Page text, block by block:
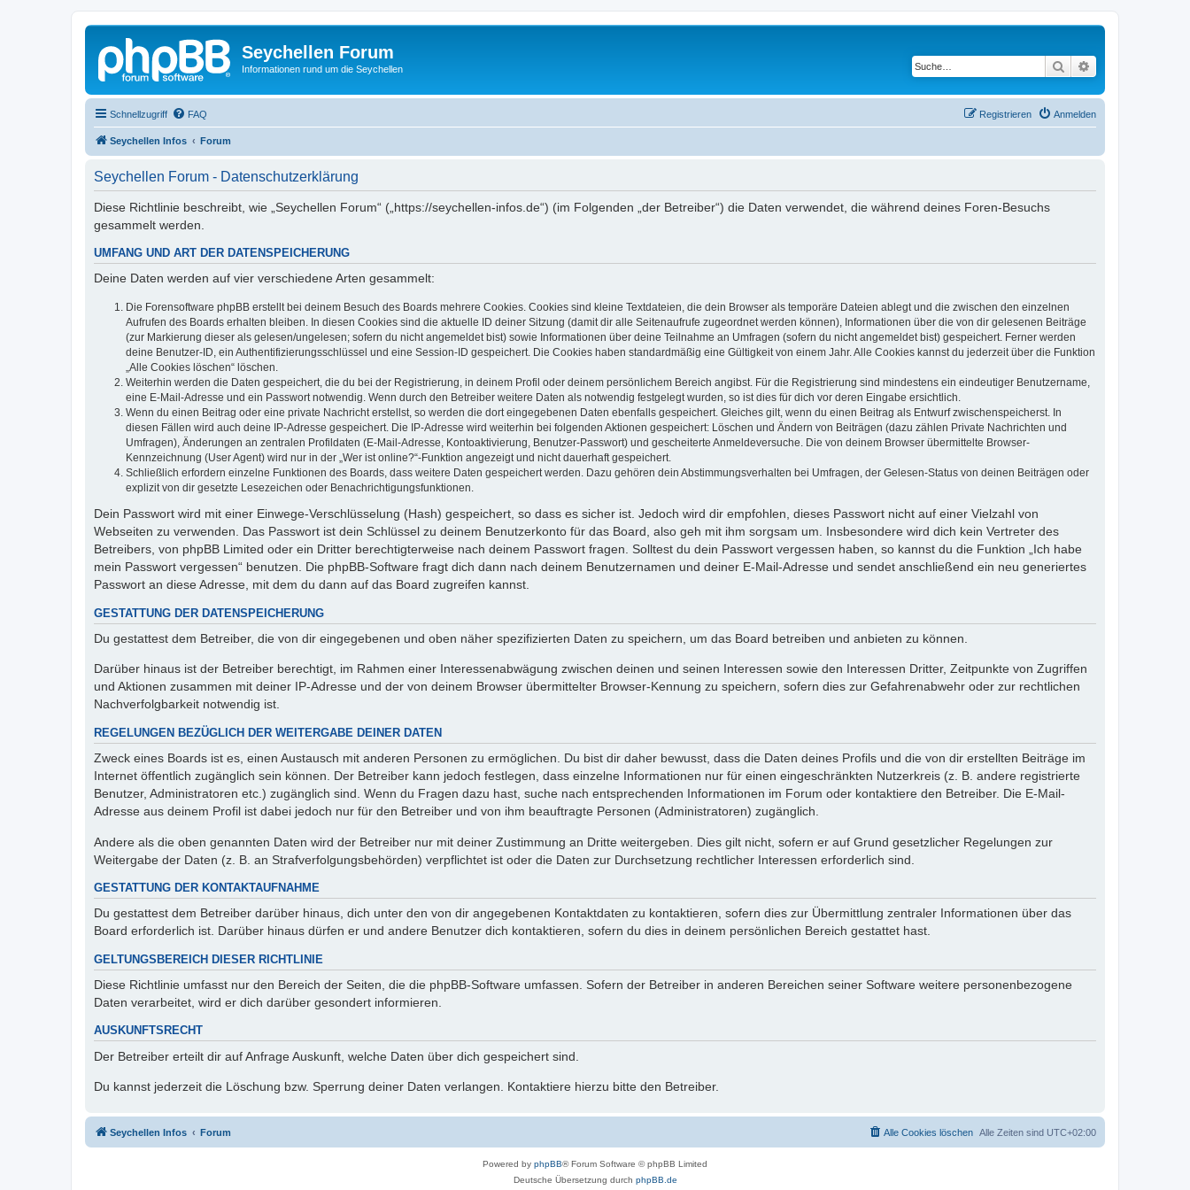
Seychellen Forum
Informationen rund um die Seychellen Suche
Schnellzugriff FAQ Anmelden
Registrieren
Seychellen Infos Forum
Seychellen Forum - Datenschutzerklärung
Diese Richtlinie beschreibt, wie „Seychellen Forum“ („https://seychellen-infos.de“) (im Folgenden „der Betreiber“) die Daten verwendet, die während deines Foren-Besuchs
gesammelt werden.
UMFANG UND ART DER DATENSPEICHERUNG
Deine Daten werden auf vier verschiedene Arten gesammelt:
Die Forensoftware phpBB erstellt bei deinem Besuch des Boards mehrere Cookies. Cookies sind kleine Textdateien, die dein Browser als temporäre Dateien ablegt und die zwischen den einzelnen
Aufrufen des Boards erhalten bleiben. In diesen Cookies sind die aktuelle ID deiner Sitzung (damit dir alle Seitenaufrufe zugeordnet werden können), Informationen über die von dir gelesenen Beiträge
(zur Markierung dieser als gelesen/ungelesen; sofern du nicht angemeldet bist) sowie Informationen über deine Teilnahme an Umfragen (sofern du nicht angemeldet bist) gespeichert. Ferner werden
deine Benutzer-ID, ein Authentifizierungsschlüssel und eine Session-ID gespeichert. Die Cookies haben standardmäßig eine Gültigkeit von einem Jahr. Alle Cookies kannst du jederzeit über die Funktion
„Alle Cookies löschen“ löschen.
Weiterhin werden die Daten gespeichert, die du bei der Registrierung, in deinem Profil oder deinem persönlichem Bereich angibst. Für die Registrierung sind mindestens ein eindeutiger Benutzername,
eine E-Mail-Adresse und ein Passwort notwendig. Wenn durch den Betreiber weitere Daten als notwendig festgelegt wurden, so ist dies für dich vor deren Eingabe ersichtlich.
Wenn du einen Beitrag oder eine private Nachricht erstellst, so werden die dort eingegebenen Daten ebenfalls gespeichert. Gleiches gilt, wenn du einen Beitrag als Entwurf zwischenspeicherst. In
diesen Fällen wird auch deine IP-Adresse gespeichert. Die IP-Adresse wird weiterhin bei folgenden Aktionen gespeichert: Löschen und Ändern von Beiträgen (dazu zählen Private Nachrichten und
Umfragen), Änderungen an zentralen Profildaten (E-Mail-Adresse, Kontoaktivierung, Benutzer-Passwort) und gescheiterte Anmeldeversuche. Die von deinem Browser übermittelte Browser-
Kennzeichnung (User Agent) wird nur in der „Wer ist online?“-Funktion angezeigt und nicht dauerhaft gespeichert.
Schließlich erfordern einzelne Funktionen des Boards, dass weitere Daten gespeichert werden. Dazu gehören dein Abstimmungsverhalten bei Umfragen, der Gelesen-Status von deinen Beiträgen oder
explizit von dir gesetzte Lesezeichen oder Benachrichtigungsfunktionen.
Dein Passwort wird mit einer Einwege-Verschlüsselung (Hash) gespeichert, so dass es sicher ist. Jedoch wird dir empfohlen, dieses Passwort nicht auf einer Vielzahl von
Webseiten zu verwenden. Das Passwort ist dein Schlüssel zu deinem Benutzerkonto für das Board, also geh mit ihm sorgsam um. Insbesondere wird dich kein Vertreter des
Betreibers, von phpBB Limited oder ein Dritter berechtigterweise nach deinem Passwort fragen. Solltest du dein Passwort vergessen haben, so kannst du die Funktion „Ich habe
mein Passwort vergessen“ benutzen. Die phpBB-Software fragt dich dann nach deinem Benutzernamen und deiner E-Mail-Adresse und sendet anschließend ein neu generiertes
Passwort an diese Adresse, mit dem du dann auf das Board zugreifen kannst.
GESTATTUNG DER DATENSPEICHERUNG
Du gestattest dem Betreiber, die von dir eingegebenen und oben näher spezifizierten Daten zu speichern, um das Board betreiben und anbieten zu können.
Darüber hinaus ist der Betreiber berechtigt, im Rahmen einer Interessenabwägung zwischen deinen und seinen Interessen sowie den Interessen Dritter, Zeitpunkte von Zugriffen
und Aktionen zusammen mit deiner IP-Adresse und der von deinem Browser übermittelter Browser-Kennung zu speichern, sofern dies zur Gefahrenabwehr oder zur rechtlichen
Nachverfolgbarkeit notwendig ist.
REGELUNGEN BEZÜGLICH DER WEITERGABE DEINER DATEN
Zweck eines Boards ist es, einen Austausch mit anderen Personen zu ermöglichen. Du bist dir daher bewusst, dass die Daten deines Profils und die von dir erstellten Beiträge im
Internet öffentlich zugänglich sein können. Der Betreiber kann jedoch festlegen, dass einzelne Informationen nur für einen eingeschränkten Nutzerkreis (z. B. andere registrierte
Benutzer, Administratoren etc.) zugänglich sind. Wenn du Fragen dazu hast, suche nach entsprechenden Informationen im Forum oder kontaktiere den Betreiber. Die E-Mail-
Adresse aus deinem Profil ist dabei jedoch nur für den Betreiber und von ihm beauftragte Personen (Administratoren) zugänglich.
Andere als die oben genannten Daten wird der Betreiber nur mit deiner Zustimmung an Dritte weitergeben. Dies gilt nicht, sofern er auf Grund gesetzlicher Regelungen zur
Weitergabe der Daten (z. B. an Strafverfolgungsbehörden) verpflichtet ist oder die Daten zur Durchsetzung rechtlicher Interessen erforderlich sind.
GESTATTUNG DER KONTAKTAUFNAHME
Du gestattest dem Betreiber darüber hinaus, dich unter den von dir angegebenen Kontaktdaten zu kontaktieren, sofern dies zur Übermittlung zentraler Informationen über das
Board erforderlich ist. Darüber hinaus dürfen er und andere Benutzer dich kontaktieren, sofern du dies in deinem persönlichen Bereich gestattet hast.
GELTUNGSBEREICH DIESER RICHTLINIE
Diese Richtlinie umfasst nur den Bereich der Seiten, die die phpBB-Software umfassen. Sofern der Betreiber in anderen Bereichen seiner Software weitere personenbezogene
Daten verarbeitet, wird er dich darüber gesondert informieren.
AUSKUNFTSRECHT
Der Betreiber erteilt dir auf Anfrage Auskunft, welche Daten über dich gespeichert sind.
Du kannst jederzeit die Löschung bzw. Sperrung deiner Daten verlangen. Kontaktiere hierzu bitte den Betreiber.
Seychellen Infos Forum Alle Zeiten sind UTC+02:00
Alle Cookies löschen
Powered by phpBB® Forum Software © phpBB Limited
Deutsche Übersetzung durch phpBB.de